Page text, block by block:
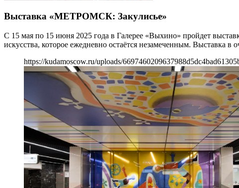
Выставка «МЕТРОМСК: Закулисье»
С 15 мая по 15 июня 2025 года в Галерее «Выхино» пройдет
искусства, которое ежедневно остаётся незамеченным. Выставка в
https://kudamoscow.ru/uploads/